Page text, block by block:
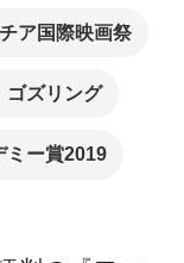
ア国際映画祭
ゴズリング
ミー賞2019